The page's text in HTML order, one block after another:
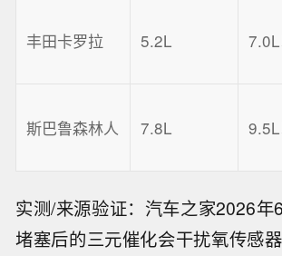
丰田卡罗拉 5.2L
斯巴鲁森林人 7.8L
实测/来源验证：汽车之家2026年
堵塞后的三元催化会干扰氧传感